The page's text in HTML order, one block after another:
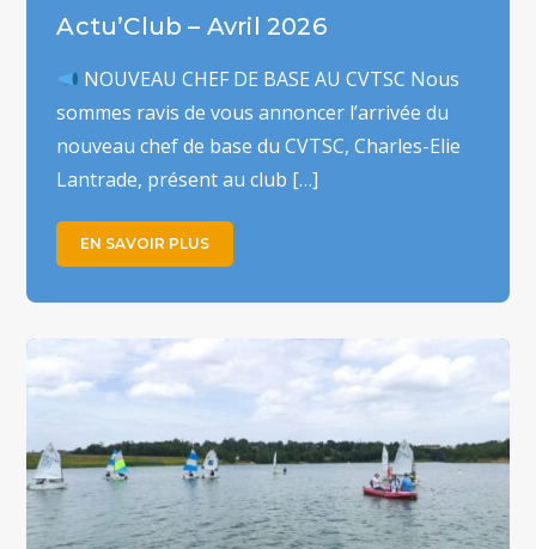
Actu’Club – Avril 2026
NOUVEAU CHEF DE BASE AU CVTSC Nous
sommes ravis de vous annoncer l’arrivée du
nouveau chef de base du CVTSC, Charles-Elie
Lantrade, présent au club […]
EN SAVOIR PLUS